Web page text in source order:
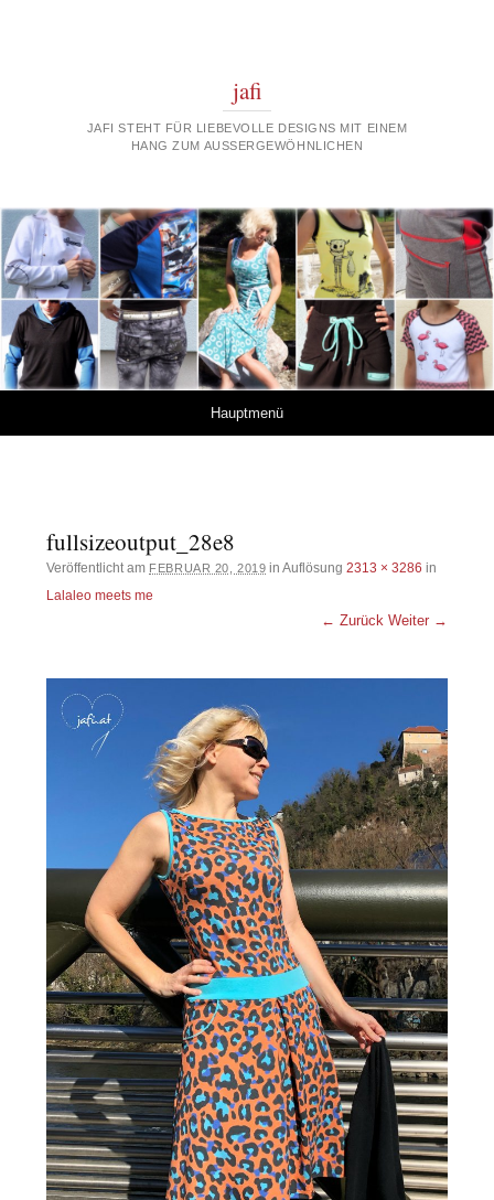
jafi
JAFI STEHT FÜR LIEBEVOLLE DESIGNS MIT EINEM
HANG ZUM AUSSERGEWÖHNLICHEN
Hauptmenü
fullsizeoutput_28e8
Veröffentlicht am FEBRUAR 20, 2019 in Auflösung2313 × 3286 in
Lalaleo meets me
← Zurück Weiter →